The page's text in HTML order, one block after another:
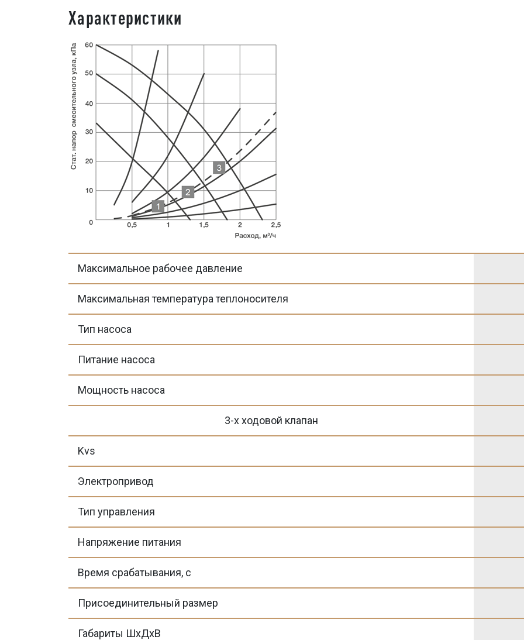
Характеристики
Максимальное рабочее давление
Максимальная температура теплоносителя
Тип насоса
Питание насоса
Мощность насоса
3-х ходовой клапан
Kvs
Электропривод
Тип управления
Напряжение питания
Время срабатывания, с
Присоединительный размер
Габариты ШхДхВ